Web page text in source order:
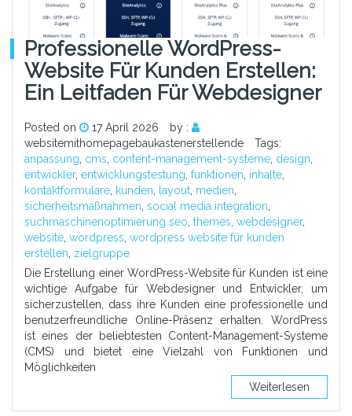
Professionelle WordPress-
Website Für Kunden Erstellen:
Ein Leitfaden Für Webdesigner
Posted on 17 April 2026
by :
websitemithomepagebaukastenerstellende
Tags:
anpassung cms content-management-systeme design
entwickler, entwicklungstestung funktionen inhalte
kontaktformulare kunden layout medien
sicherheitsmaßnahmen social media integration
suchmaschinenoptimierung seo themes webdesigner,
website wordpress wordpress website für kunden
erstellen zielgruppe
Die Erstellung einer WordPress-Website für Kunden ist eine
wichtige Aufgabe für Webdesigner und Entwickler, um
sicherzustellen, dass ihre Kunden eine professionelle und
benutzerfreundliche Online-Präsenz erhalten. WordPress
ist eines der beliebtesten Content-Management-Systeme
(CMS) und bietet eine Vielzahl von Funktionen und
Möglichkeiten
Weiterlesen